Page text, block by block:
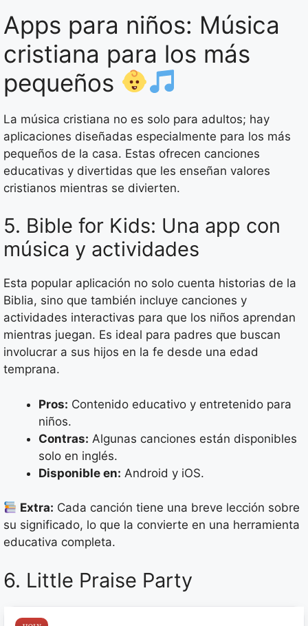
Apps para niños: Música
cristiana para los más
pequeños
La música cristiana no es solo para adultos; hay
aplicaciones diseñadas especialmente para los más
pequeños de la casa. Estas ofrecen canciones
educativas y divertidas que les enseñan valores
cristianos mientras se divierten.
5. Bible for Kids: Una app con
música y actividades
Esta popular aplicación no solo cuenta historias de la
Biblia, sino que también incluye canciones y
actividades interactivas para que los niños aprendan
mientras juegan. Es ideal para padres que buscan
involucrar a sus hijos en la fe desde una edad
temprana.
Pros: Contenido educativo y entretenido para
niños.
Contras: Algunas canciones están disponibles
solo en inglés.
Disponible en: Android y iOS.
Extra: Cada canción tiene una breve lección sobre
su significado, lo que la convierte en una herramienta
educativa completa.
6. Little Praise Party